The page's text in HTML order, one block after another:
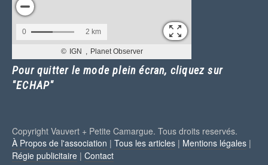
Pour quitter le mode plein écran, cliquez sur
"ECHAP"
Copyright Vauvert + Petite Camargue. Tous droits reservés.
À Propos de l'association | Tous les articles | Mentions légales |
Régie publicitaire | Contact